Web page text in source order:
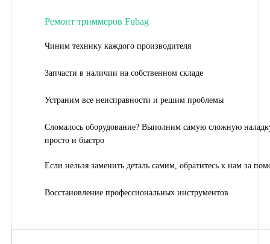
Ремонт триммеров Fubag
Чиним технику каждого производителя
Запчасти в наличии на собственном складе
Устраним все неисправности и решим проблемы
Сломалось оборудование? Выполним самую сложную
просто и быстро
Если нельзя заменить деталь самим, обратитесь к нам за
Восстановление профессиональных инструментов